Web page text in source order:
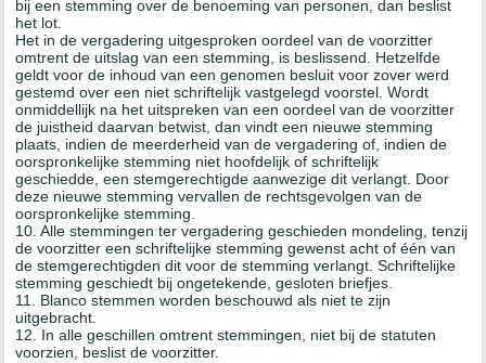
bij een stemming over de benoeming van personen, dan beslist
het lot.
Het in de vergadering uitgesproken oordeel van de voorzitter
omtrent de uitslag van een stemming, is beslissend. Hetzelfde
geldt voor de inhoud van een genomen besluit voor zover werd
gestemd over een niet schriftelijk vastgelegd voorstel. Wordt
onmiddellijk na het uitspreken van een oordeel van de voorzitter
de juistheid daarvan betwist, dan vindt een nieuwe stemming
plaats, indien de meerderheid van de vergadering of, indien de
oorspronkelijke stemming niet hoofdelijk of schriftelijk
geschiedde, een stemgerechtigde aanwezige dit verlangt. Door
deze nieuwe stemming vervallen de rechtsgevolgen van de
oorspronkelijke stemming.
10. Alle stemmingen ter vergadering geschieden mondeling, tenzij
de voorzitter een schriftelijke stemming gewenst acht of één van
de stemgerechtigden dit voor de stemming verlangt. Schriftelijke
stemming geschiedt bij ongetekende, gesloten briefjes.
11. Blanco stemmen worden beschouwd als niet te zijn
uitgebracht.
12. In alle geschillen omtrent stemmingen, niet bij de statuten
voorzien, beslist de voorzitter.